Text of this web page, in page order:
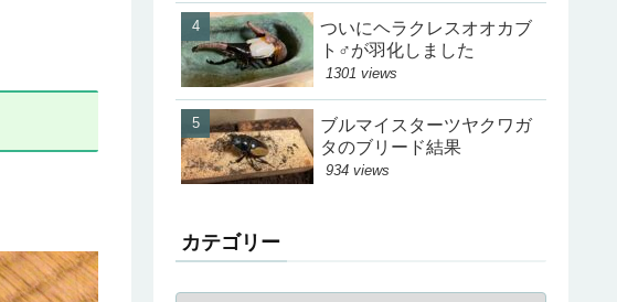
ついにヘラクレスオオカブ
ト♂が羽化しました
1301 views
ブルマイスターツヤクワガ
タのブリード結果
934 views
カテゴリー